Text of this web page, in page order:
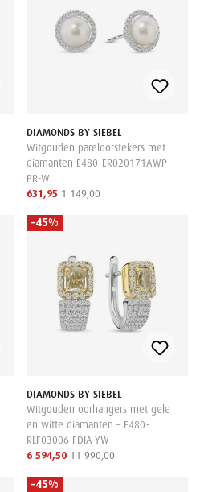
DIAMONDS BY SIEBEL
Witgouden pareloorstekers met
diamanten E480-ER020171AWP-
PR-W
631,95 1 149,00
-45%
DIAMONDS BY SIEBEL
Witgouden oorhangers met gele
en witte diamanten – E480-
RLF03006-FDIA-YW
6 594,50 11 990,00
-45%